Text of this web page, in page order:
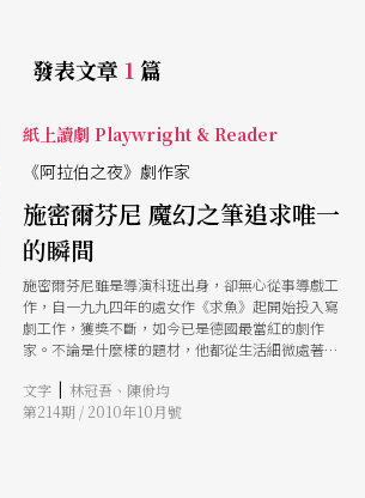
發表文章 1 篇
紙上讀劇 Playwright & Reader
《阿拉伯之夜》劇作家
施密爾芬尼 魔幻之筆追求唯一
的瞬間
施密爾芬尼雖是導演科班出身，卻無心從事導戲工
作，自一九九四年的處女作《求魚》起開始投入寫
劇工作，獲獎不斷，如今已是德國最當紅的劇作
家。不論是什麼樣的題材，他都從生活細微處著
多不相干的人事物串聯起來，現實與夢境交錯，有
蒙太奇的效果，超現實的情境，故事處處是撲朔迷
文字 | 林冠吾、陳佾均
第214期 / 2010年10月號